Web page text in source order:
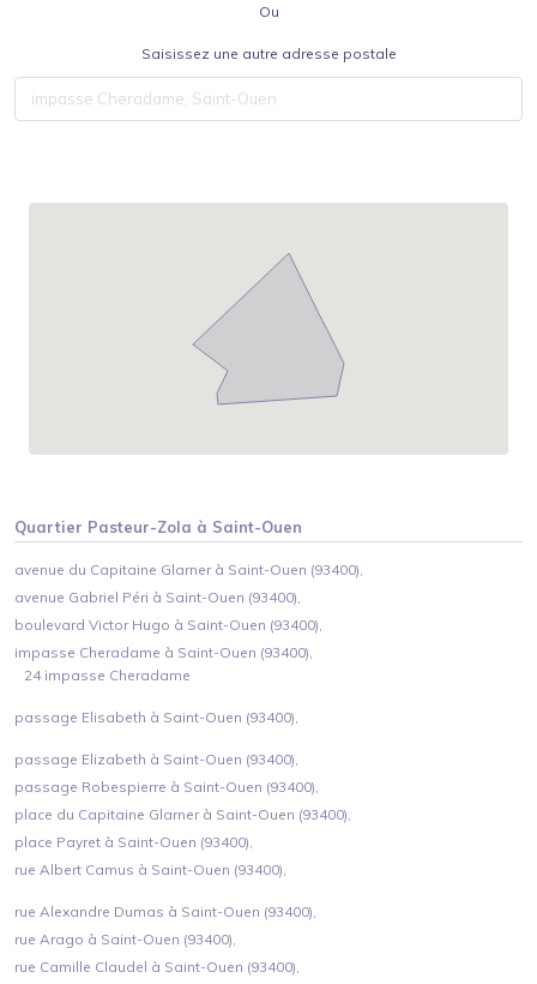
Ou
Saisissez une autre adresse postale
Quartier Pasteur-Zola à Saint-Ouen
avenue du Capitaine Glarner à Saint-Ouen (93400),
avenue Gabriel Péri à Saint-Ouen (93400),
boulevard Victor Hugo à Saint-Ouen (93400),
impasse Cheradame à Saint-Ouen (93400),
24 impasse Cheradame
passage Elisabeth à Saint-Ouen (93400),
passage Elizabeth à Saint-Ouen (93400),
passage Robespierre à Saint-Ouen (93400),
place du Capitaine Glarner à Saint-Ouen (93400),
place Payret à Saint-Ouen (93400),
rue Albert Camus à Saint-Ouen (93400),
rue Alexandre Dumas à Saint-Ouen (93400),
rue Arago à Saint-Ouen (93400),
rue Camille Claudel à Saint-Ouen (93400),